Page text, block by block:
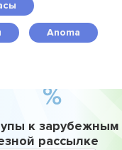
Anoma
к зарубежным
рассылке